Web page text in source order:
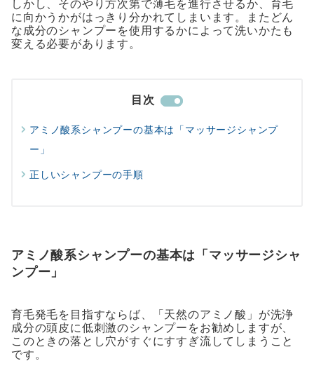
しかし、そのやり方次第で薄毛を進行させるか、育毛
に向かうかがはっきり分かれてしまいます。またどん
な成分のシャンプーを使用するかによって洗いかたも
変える必要があります。
目次
アミノ酸系シャンプーの基本は「マッサージシャンプ
ー」
正しいシャンプーの手順
アミノ酸系シャンプーの基本は「マッサージシャ
ンプー」
育毛発毛を目指すならば、「天然のアミノ酸」が洗浄
成分の頭皮に低刺激のシャンプーをお勧めしますが、
このときの落とし穴がすぐにすすぎ流してしまうこと
です。